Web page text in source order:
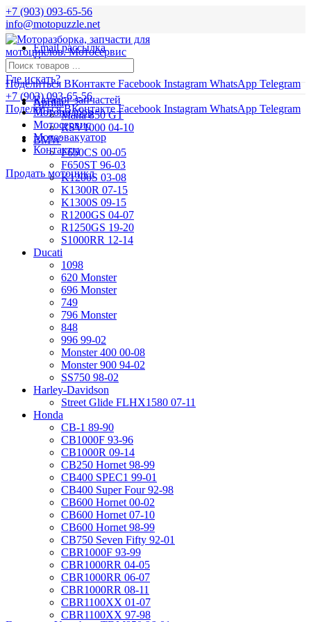
+7 (903) 093-65-56
info@motopuzzle.net
Email рассылка
Новости
Поделиться ВКонтакте Facebook Instagram WhatsApp Telegram
+7 (903) 093-65-56
Поделиться ВКонтакте Facebook Instagram WhatsApp Telegram
Где искать?
Aprilia
Mana 850 GT
RSV1000 04-10
BMW
F650CS 00-05
F650ST 96-03
K1200S 03-08
K1300R 07-15
K1300S 09-15
R1200GS 04-07
R1250GS 19-20
S1000RR 12-14
Ducati
1098
620 Monster
696 Monster
749
796 Monster
848
996 99-02
Monster 400 00-08
Monster 900 94-02
SS750 98-02
Harley-Davidson
Street Glide FLHX1580 07-11
Honda
CB-1 89-90
CB1000F 93-96
CB1000R 09-14
CB250 Hornet 98-99
CB400 SPEC1 99-01
CB400 Super Four 92-98
CB600 Hornet 00-02
CB600 Hornet 07-10
CB600 Hornet 98-99
CB750 Seven Fifty 92-01
CBR1000F 93-99
CBR1000RR 04-05
CBR1000RR 06-07
CBR1000RR 08-11
CBR1100XX 01-07
CBR1100XX 97-98
Каталог запчастей
Мотоподбор
Мотосервис
Мотоэвакуатор
Контакты
Продать мотоцикл